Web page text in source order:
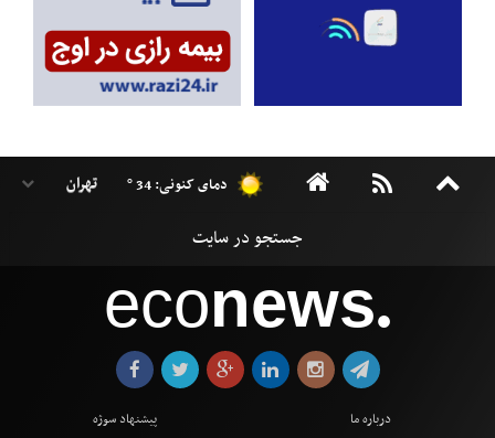
دمای کنونی: 34 °
econews●
درباره ما
پیشنهاد سوژه